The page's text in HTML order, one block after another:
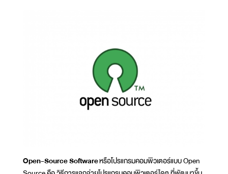
Open-Source Softwareหรือโปรแกรมคอมพิวเตอร์แบบ Open